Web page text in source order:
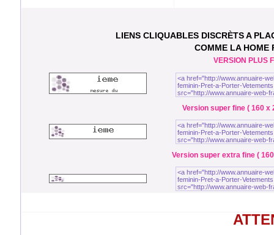
LIENS CLIQUABLES DISCRÈTS A
COMME LA HOME
VERSION PLUS
Version super fine ( 160 x
Version super extra fine (